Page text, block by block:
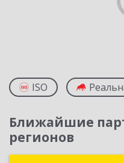
ISO
Ближайшие
регионов